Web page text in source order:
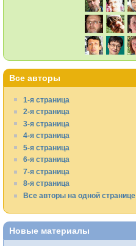
Все авторы
1-я страница
2-я страница
3-я страница
4-я страница
5-я страница
6-я страница
7-я страница
8-я страница
Все авторы на одной странице
Новые материалы